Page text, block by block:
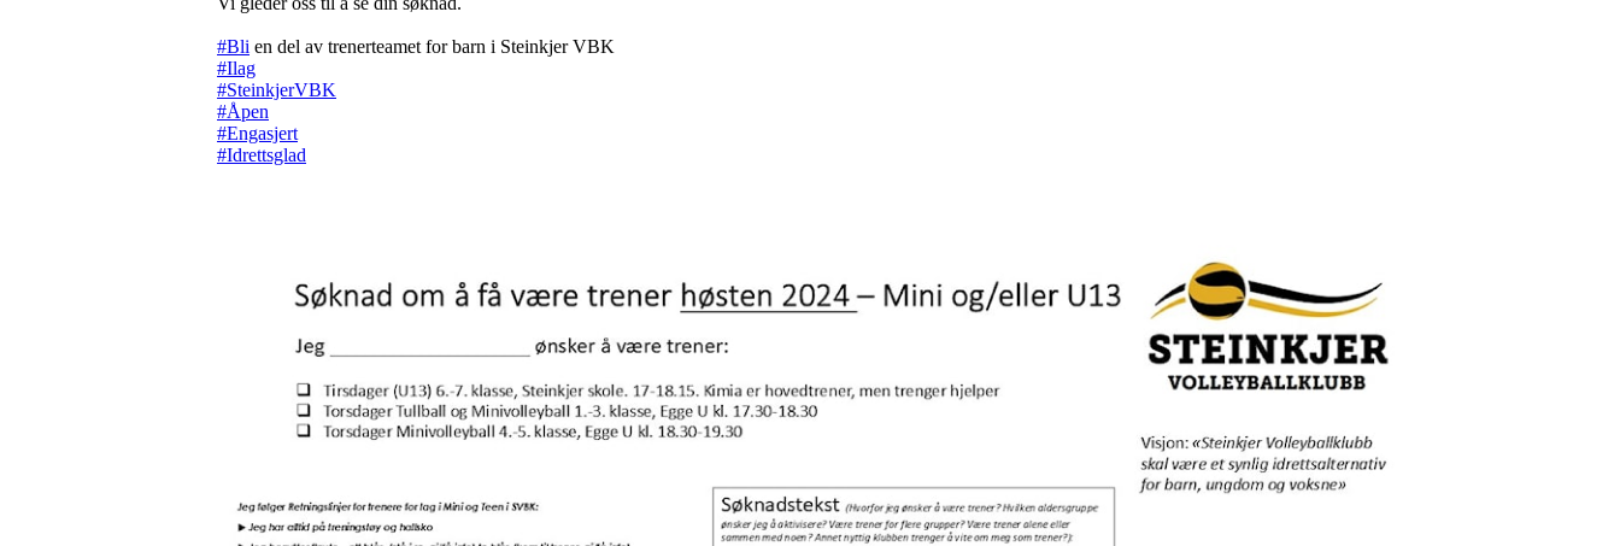
#Bli en del av trenerteamet for barn i Steinkjer VBK
#Ilag
#SteinkjerVBK
#Åpen
#Engasjert
#Idrettsglad